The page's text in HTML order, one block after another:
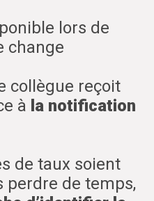
lors de
change
collègue reçoit
à la notification
de taux soient
perdre de temps,